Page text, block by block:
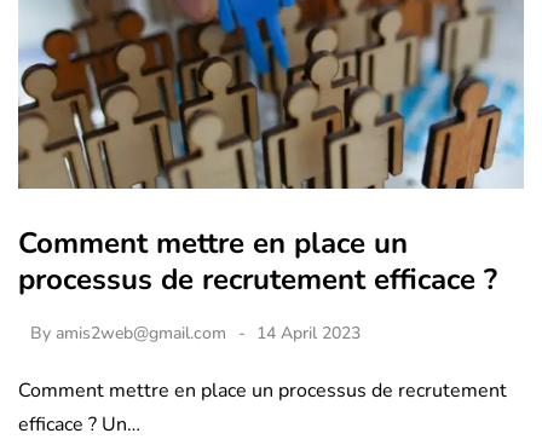
Comment mettre en place un
processus de recrutement efficace ?
By amis2web@gmail.com 14 April 2023
Comment mettre en place un processus de recrutement
efficace ? Un…